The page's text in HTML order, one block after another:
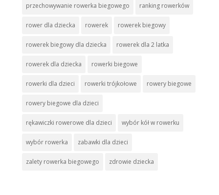
przechowywanie rowerka biegowego ranking rowerków
rower dla dziecka rowerek rowerek biegowy
rowerek biegowy dla dziecka rowerek dla 2 latka
rowerek dla dziecka rowerki biegowe
rowerki dla dzieci rowerki trójkołowe rowery biegowe
rowery biegowe dla dzieci
rękawiczki rowerowe dla dzieci wybór kół w rowerku
wybór rowerka zabawki dla dzieci
zalety rowerka biegowego zdrowie dziecka